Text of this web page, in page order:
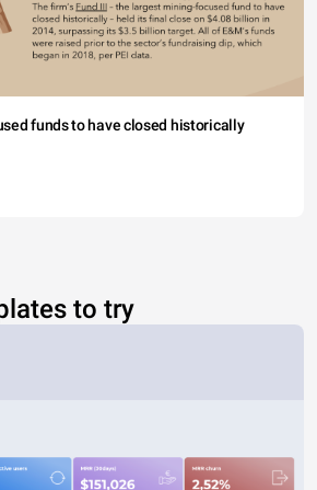
funds to have closed historically
to try